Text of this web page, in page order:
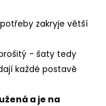
zakryje větší
- šaty tedy
každé postavě
a je na